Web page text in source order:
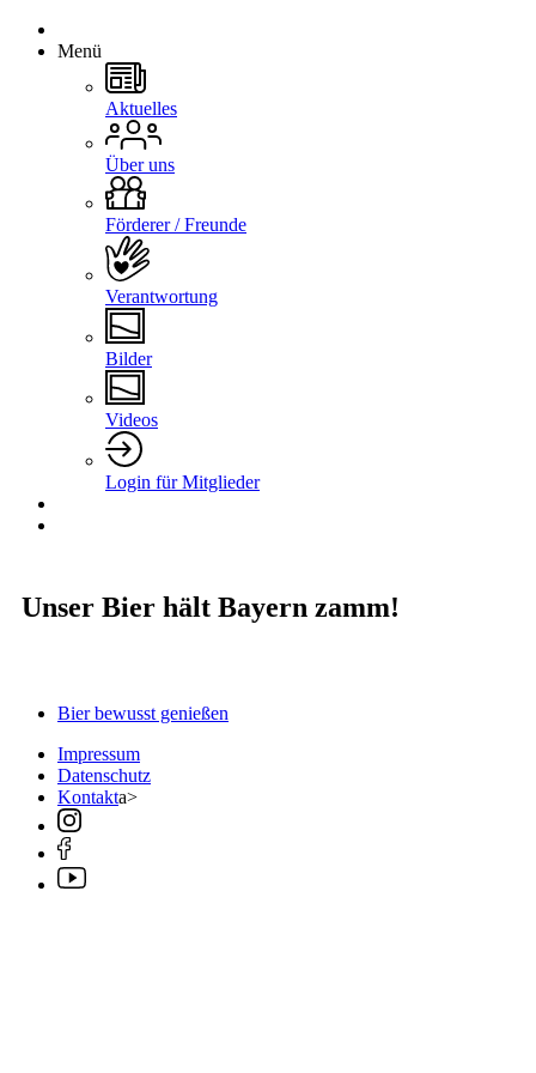
Menü
Aktuelles
Über uns
Förderer / Freunde
Verantwortung
Bilder
Videos
Login für Mitglieder
Unser Bier hält Bayern zamm!
Bier bewusst genießen
Impressum
Datenschutz
Kontakta>